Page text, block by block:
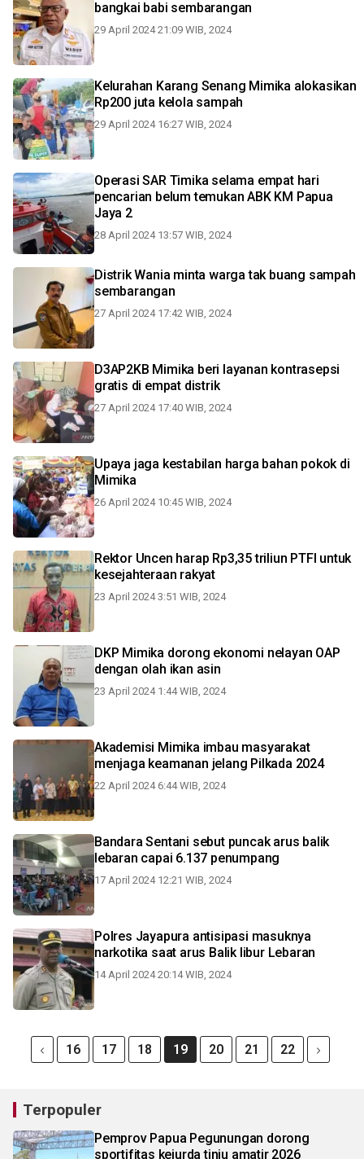
bangkai babi sembarangan
29 April 2024 21:09 WIB, 2024
Kelurahan Karang Senang Mimika alokasikan
Rp200 juta kelola sampah
29 April 2024 16:27 WIB, 2024
Operasi SAR Timika selama empat hari
pencarian belum temukan ABK KM Papua
Jaya 2
28 April 2024 13:57 WIB, 2024
Distrik Wania minta warga tak buang sampah
sembarangan
27 April 2024 17:42 WIB, 2024
D3AP2KB Mimika beri layanan kontrasepsi
gratis di empat distrik
27 April 2024 17:40 WIB, 2024
Upaya jaga kestabilan harga bahan pokok di
Mimika
26 April 2024 10:45 WIB, 2024
Rektor Uncen harap Rp3,35 triliun PTFI untuk
kesejahteraan rakyat
23 April 2024 3:51 WIB, 2024
DKP Mimika dorong ekonomi nelayan OAP
dengan olah ikan asin
23 April 2024 1:44 WIB, 2024
Akademisi Mimika imbau masyarakat
menjaga keamanan jelang Pilkada 2024
22 April 2024 6:44 WIB, 2024
Bandara Sentani sebut puncak arus balik
lebaran capai 6.137 penumpang
17 April 2024 12:21 WIB, 2024
Polres Jayapura antisipasi masuknya
narkotika saat arus Balik libur Lebaran
14 April 2024 20:14 WIB, 2024
16 17 18 19 20 21 22
Terpopuler
Pemprov Papua Pegunungan dorong
sportifitas kejurda tinju amatir 2026